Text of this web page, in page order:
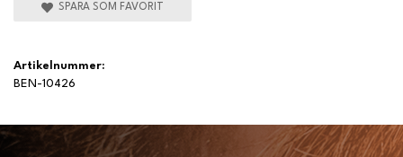
SPARA SOM FAVORIT
Artikelnummer:
BEN-10426